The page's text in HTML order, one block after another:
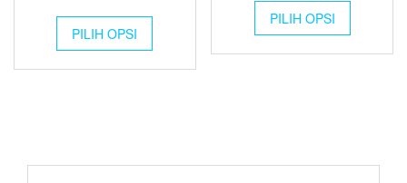
PILIH OPSI
PILIH OPSI